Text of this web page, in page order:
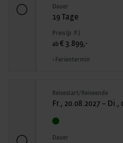
Dauer
19 Tage
Preis (p. P.)
ab € 3.899,-
• Ferientermin
Reisestart/Reiseende
Fr., 20.08.2027 – Di.,
Dauer